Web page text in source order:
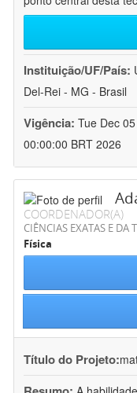
Instituição/UF/País:
Del-Rei - MG - Brasil
Vigência: Tue Dec
00:00:00 BRT 2026
COORDENADOR(A)
CIÊNCIAS EXATAS E DA
Física
Título do Projeto: